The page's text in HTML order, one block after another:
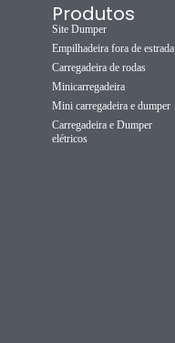
Produtos
Site Dumper
Empilhadeira fora de estrada
Carregadeira de rodas
Minicarregadeira
Mini carregadeira e dumper
Carregadeira e Dumper
elétricos